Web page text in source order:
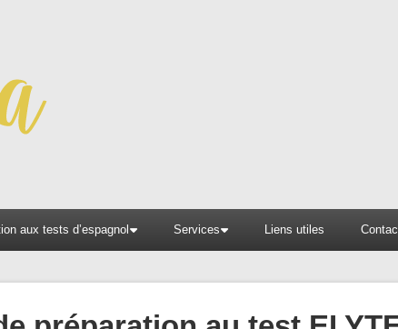
aux tests d’espagnol Services Liens utiles